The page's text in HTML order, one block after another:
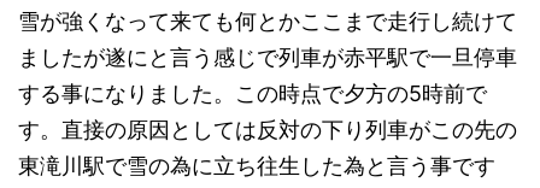
雪が強くなって来ても何とかここまで走行し続けて
ましたが遂にと言う感じで列車が赤平駅で一旦停車
する事になりました。この時点で夕方の5時前で
す。直接の原因としては反対の下り列車がこの先の
東滝川駅で雪の為に立ち往生した為と言う事です